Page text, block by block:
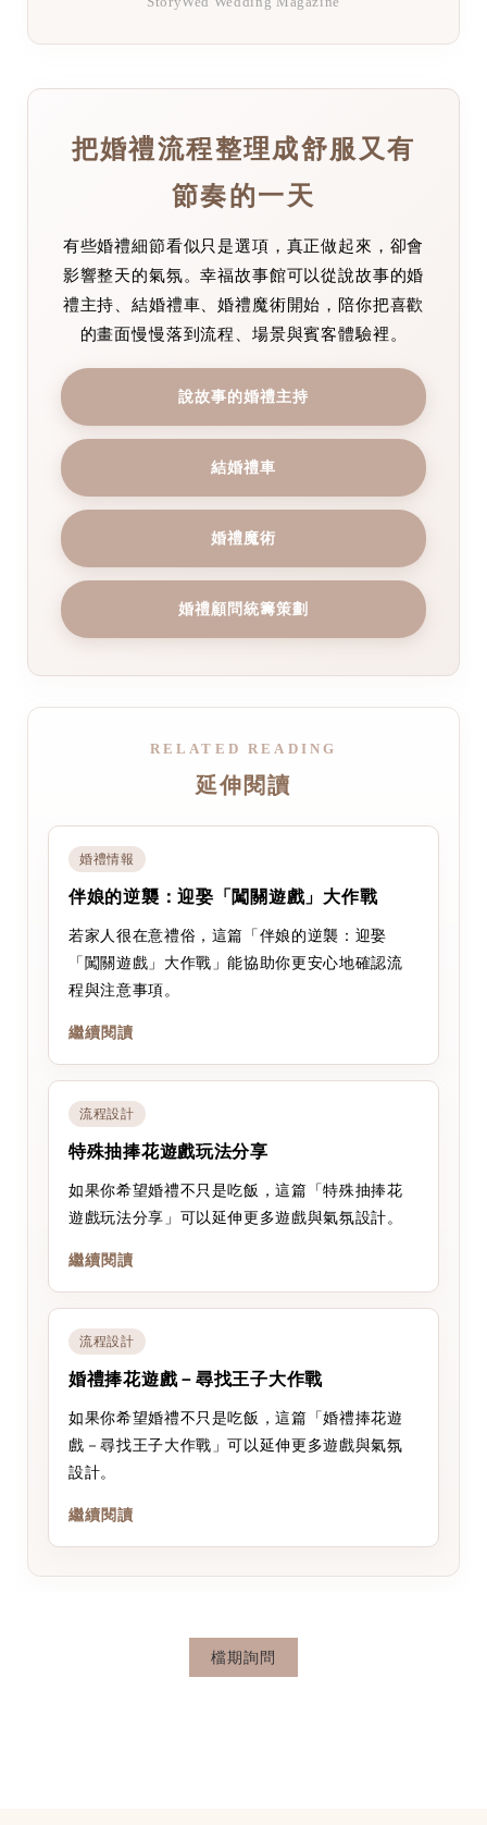
把婚禮流程整理成舒服又有
節奏的一天
有些婚禮細節看似只是選項，真正做起來，卻會
影響整天的氣氛。幸福故事館可以從說故事的婚
禮主持、結婚禮車、婚禮魔術開始，陪你把喜歡
的畫面慢慢落到流程、場景與賓客體驗裡。
說故事的婚禮主持
結婚禮車
婚禮魔術
婚禮顧問統籌策劃
RELATED READING
延伸閱讀
婚禮情報
伴娘的逆襲：迎娶「闖關遊戲」大作戰
若家人很在意禮俗，這篇「伴娘的逆襲：迎娶
「闖關遊戲」大作戰」能協助你更安心地確認流
程與注意事項。
繼續閱讀
流程設計
特殊抽捧花遊戲玩法分享
如果你希望婚禮不只是吃飯，這篇「特殊抽捧花
遊戲玩法分享」可以延伸更多遊戲與氣氛設計。
繼續閱讀
流程設計
婚禮捧花遊戲－尋找王子大作戰
如果你希望婚禮不只是吃飯，這篇「婚禮捧花遊
戲－尋找王子大作戰」可以延伸更多遊戲與氣氛
設計。
繼續閱讀
檔期詢問